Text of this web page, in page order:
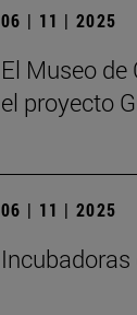
06 | 11 | 2025
El Museo
el proyecto
06 | 11 | 2025